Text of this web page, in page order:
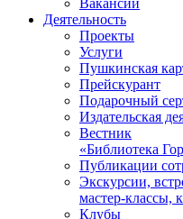
Вакансии
Деятельность
Проекты
Услуги
Пушкинская
Прейскурант
Подарочный
Издательская
Вестник
«Библиотека
Публикации
Экскурсии,
мастер-классы,
Клубы